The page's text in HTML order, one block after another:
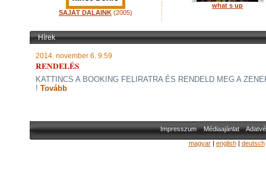
SAJÁT DALAINK (2005)
what s up
Hírek
2014. november 6. 9:59
RENDELÉS
KATTINCS A BOOKING FELIRATRA ÉS RENDELD MEG A
! Tovább
Impresszum Médiaajánlat
magyar| english| deutsch